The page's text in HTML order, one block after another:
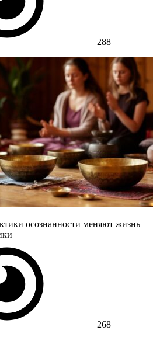
288
осознанности меняют жизнь
268